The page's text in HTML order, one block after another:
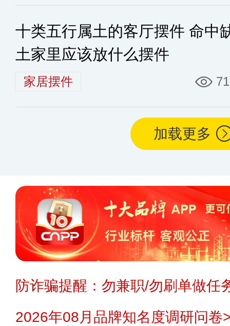
十类五行属土的客厅摆件 命中
土家里应该放什么摆件
家居摆件
加载更多
防诈骗提醒：勿兼职/勿刷单做任
2026年08月品牌知名度调研问卷